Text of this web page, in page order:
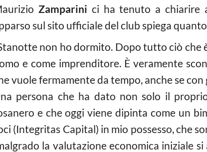
Zamparini ci ha tenuto a chiarire
sul sito ufficiale del club spiega
non ho dormito. Dopo tutto ciò che
e come imprenditore. È veramente
vuole fermamente da tempo, anche se
persona che ha dato non solo il
e che oggi viene dipinta come un
(Integritas Capital) in mio possesso, che
la valutazione economica iniziale